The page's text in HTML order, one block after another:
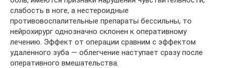
слабость в ноге, а нестероидные
противовоспалительные препараты бессильны, то
нейрохирург однозначно склонен к оперативному
лечению. Эффект от операции сравним с эффектом
удаленного зуба — облегчение наступает сразу после
оперативного вмешательства.